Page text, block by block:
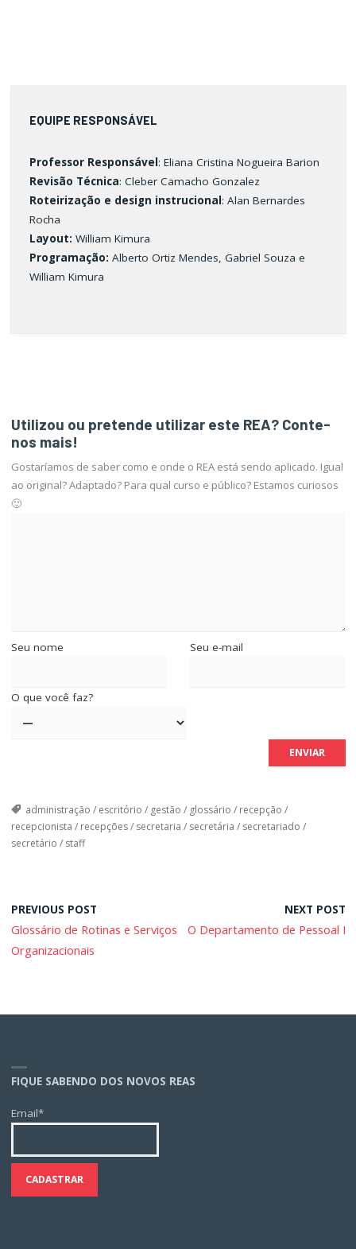
EQUIPE RESPONSÁVEL
Professor Responsável: Eliana Cristina Nogueira Barion
Revisão Técnica: Cleber Camacho Gonzalez
Roteirização e design instrucional: Alan Bernardes
Rocha
Layout: William Kimura
Programação: Alberto Ortiz Mendes, Gabriel Souza e
William Kimura
Utilizou ou pretende utilizar este REA? Conte-
nos mais!
Gostaríamos de saber como e onde o REA está sendo aplicado. Igual
ao original? Adaptado? Para qual curso e público? Estamos curiosos
🙂
Seu nome Seu e-mail
O que você faz?
administração / escritório / gestão / glossário / recepção /
recepcionista / recepções/ secretaria / secretária / secretariado /
secretário / staff
PREVIOUS POST
Glossário de Rotinas e Serviços
Organizacionais
NEXT POST
O Departamento de Pessoal I
FIQUE SABENDO DOS NOVOS REAS
Email*